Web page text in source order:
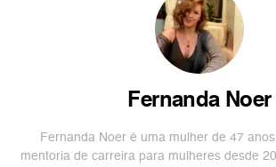
Fernanda Noer
Fernanda Noer é uma mulher de 47
mentoria de carreira para mulheres desde